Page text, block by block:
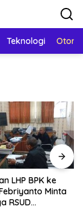
Teknologi
LHP BPK ke
Minta
RSUD